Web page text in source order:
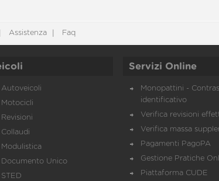
Assistenza Faq
Autoveicoli
Motocicli
Revisioni
Collaudi
Modulistica
Documento Unico
STED
Servizi Online
Monopattini -
identificativo
Verifica revisioni
Verifica massa
Pagamenti PagoPA
Gestione Pratiche
Piattaforma CUDE